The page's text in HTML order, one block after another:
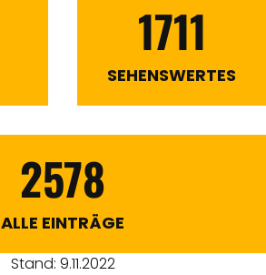
1711
SEHENSWERTES
2578
ALLE EINTRÄGE
Stand: 9.11.2022